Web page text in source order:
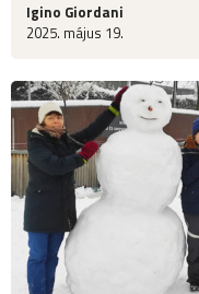
Igino Giordani
2025. május 19.